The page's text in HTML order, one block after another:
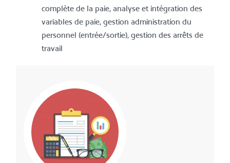
complète de la paie, analyse et intégration des
variables de paie, gestion administration du
personnel (entrée/sortie), gestion des arrêts de
travail